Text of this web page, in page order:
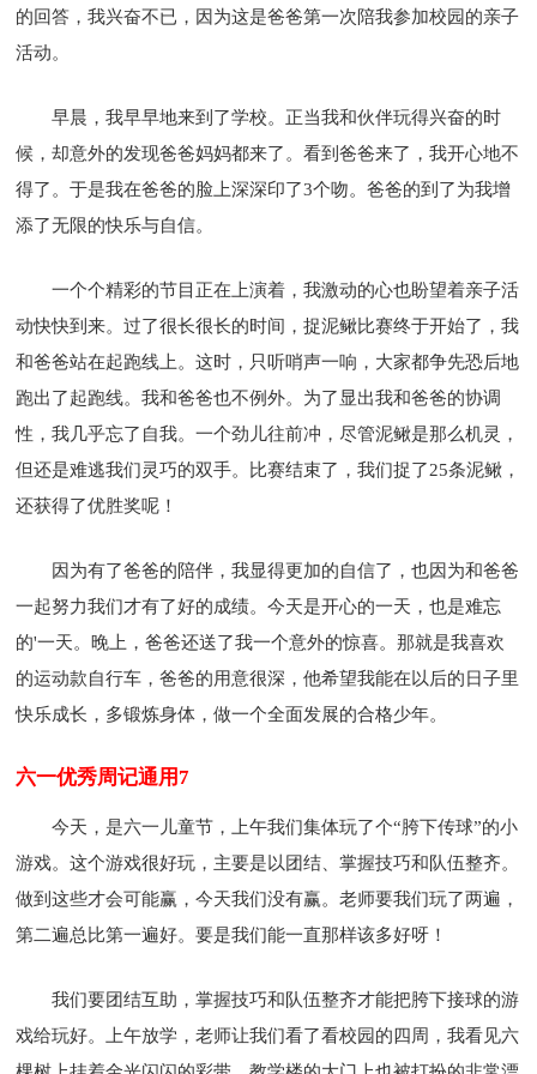
的回答，我兴奋不已，因为这是爸爸第一次陪我参加校园的亲子
活动。
早晨，我早早地来到了学校。正当我和伙伴玩得兴奋的时
候，却意外的发现爸爸妈妈都来了。看到爸爸来了，我开心地不
得了。于是我在爸爸的脸上深深印了3个吻。爸爸的到了为我增
添了无限的快乐与自信。
一个个精彩的节目正在上演着，我激动的心也盼望着亲子活
动快快到来。过了很长很长的时间，捉泥鳅比赛终于开始了，我
和爸爸站在起跑线上。这时，只听哨声一响，大家都争先恐后地
跑出了起跑线。我和爸爸也不例外。为了显出我和爸爸的协调
性，我几乎忘了自我。一个劲儿往前冲，尽管泥鳅是那么机灵，
但还是难逃我们灵巧的双手。比赛结束了，我们捉了25条泥鳅，
还获得了优胜奖呢！
因为有了爸爸的陪伴，我显得更加的自信了，也因为和爸爸
一起努力我们才有了好的成绩。今天是开心的一天，也是难忘
的'一天。晚上，爸爸还送了我一个意外的惊喜。那就是我喜欢
的运动款自行车，爸爸的用意很深，他希望我能在以后的日子里
快乐成长，多锻炼身体，做一个全面发展的合格少年。
六一优秀周记通用7
今天，是六一儿童节，上午我们集体玩了个“胯下传球”的小
游戏。这个游戏很好玩，主要是以团结、掌握技巧和队伍整齐。
做到这些才会可能赢，今天我们没有赢。老师要我们玩了两遍，
第二遍总比第一遍好。要是我们能一直那样该多好呀！
我们要团结互助，掌握技巧和队伍整齐才能把胯下接球的游
戏给玩好。上午放学，老师让我们看了看校园的四周，我看见六